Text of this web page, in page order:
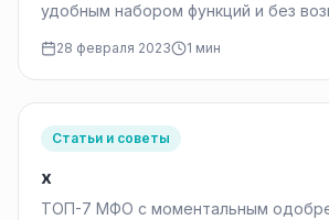
удобным набором функций и без
28 февраля 2023 1 мин
Статьи и советы
x
ТОП-7 МФО с моментальным